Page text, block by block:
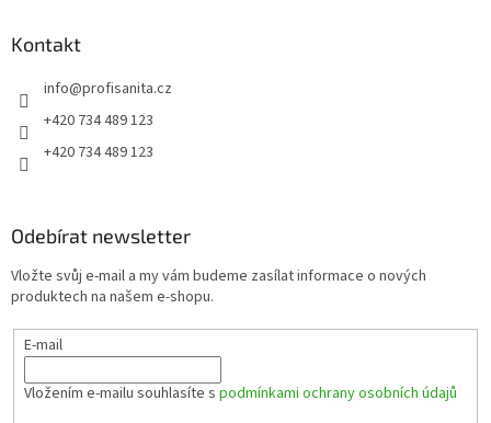
Kontakt
info@profisanita.cz
+420 734 489 123
+420 734 489 123
Odebírat newsletter
Vložte svůj e-mail a my vám budeme zasílat informace o nových
produktech na našem e-shopu.
E-mail
Vložením e-mailu souhlasíte s podmínkami ochrany osobních údajů